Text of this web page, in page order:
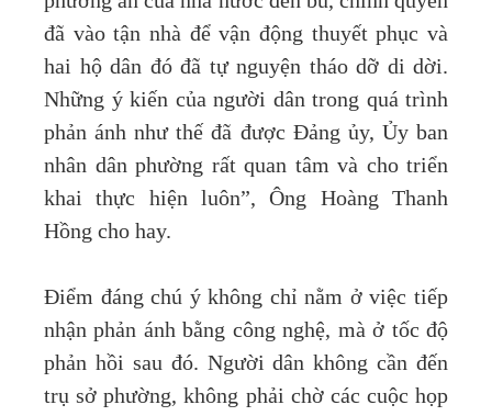
đã vào tận nhà để vận động thuyết phục và
hai hộ dân đó đã tự nguyện tháo dỡ di dời.
Những ý kiến của người dân trong quá trình
phản ánh như thế đã được Đảng ủy, Ủy ban
nhân dân phường rất quan tâm và cho triển
khai thực hiện luôn”, Ông Hoàng Thanh
Hồng cho hay.
Điểm đáng chú ý không chỉ nằm ở việc tiếp
nhận phản ánh bằng công nghệ, mà ở tốc độ
phản hồi sau đó. Người dân không cần đến
trụ sở phường, không phải chờ các cuộc họp